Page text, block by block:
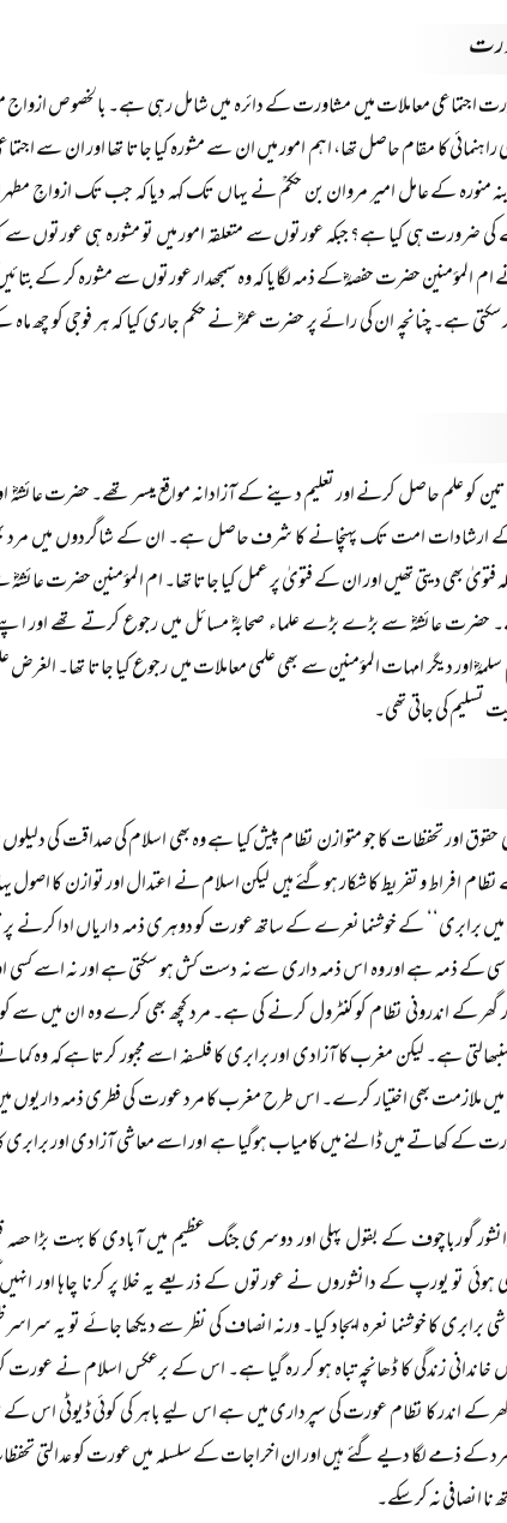
اجتماعی معاملات میں مشاورت کے دائرہ میں شامل رہی ہے۔ بالخصوص ازواج
کا مقام حاصل تھا، اہم امور میں ان سے مشورہ کیا جاتا تھا اور ان سے
مدینہ منورہ کے عامل امیر مروان بن حکمؒ نے یہاں تک کہہ دیا کہ جب تک ازواجِ
ہی کیا ہے؟ جبکہ عورتوں سے متعلقہ امور میں تو مشورہ ہی عورتوں سے کیا
حضرت حفصہؓ کے ذمہ لگایا کہ وہ سمجھدار عورتوں سے مشورہ کر کے
سکتی ہے۔ چنانچہ ان کی رائے پر حضرت عمرؓ نے حکم جاری کیا کہ ہر فوجی کو چھ
کو علم حاصل کرنے اور تعلیم دینے کے آزادانہ مواقع میسر تھے۔ حضرت عائشہؓ
کے ارشادات امت تک پہنچانے کا شرف حاصل ہے۔ ان کے شاگردوں میں مرد
بھی دیتی تھیں اور ان کے فتویٰ پر عمل کیا جاتا تھا۔ ام المؤمنین حضرت
حضرت عائشہؓ سے بڑے بڑے علماء صحابہؓ مسائل میں رجوع کرتے تھے اور
دیگر امہات المؤمنین سے بھی علمی معاملات میں رجوع کیا جاتا تھا۔ الغرض
تسلیم کی جاتی تھی۔
اور تحفظات کا جو متوازن نظام پیش کیا ہے وہ بھی اسلام کی صداقت کی
افراط و تفریط کا شکار ہوگئے ہیں لیکن اسلام نے اعتدال اور توازن کا
برابری‘‘ کے خوشنما نعرے کے ساتھ عورت کو دوہری ذمہ داریاں ادا کرنے پر
کے ذمہ ہے اور وہ اس ذمہ داری سے نہ دست کش ہو سکتی ہے اور نہ اسے کسی
کے اندرونی نظام کو کنٹرول کرنے کی ہے۔ مرد کچھ بھی کرے وہ ان میں سے
ہے۔ لیکن مغرب کا آزادی اور برابری کا فلسفہ اسے مجبور کرتا ہے کہ وہ
ملازمت بھی اختیار کرے۔ اس طرح مغرب کا مرد عورت کی فطری ذمہ داریوں
کے کھاتے میں ڈالنے میں کامیاب ہوگیا ہے اور اسے معاشی آزادی اور برابری
گورباچوف کے بقول پہلی اور دوسری جنگ عظیم میں آبادی کا بہت بڑا حصہ
ہوئی تو یورپ کے دانشوروں نے عورتوں کے ذریعے یہ خلا پر کرنا چاہا اور
کا خوشنما نعرہ ایجاد کیا۔ ورنہ انصاف کی نظر سے دیکھا جائے تو یہ
خاندانی زندگی کا ڈھانچہ تباہ ہو کر رہ گیا ہے۔ اس کے برعکس اسلام نے عورت
کے اندر کا نظام عورت کی سپرداری میں ہے اس لیے باہر کی کوئی ڈیوٹی اس
ذمے لگا دیے گئے ہیں اور ان اخراجات کے سلسلہ میں عورت کو عدالتی
انصافی نہ کر سکے۔